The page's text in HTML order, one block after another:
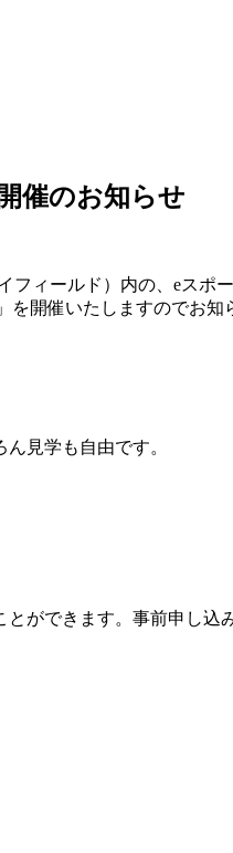
催のお知らせ
フィールド）内の、eス
開催いたしますのでお
見学も自由です。
ができます。事前申し込